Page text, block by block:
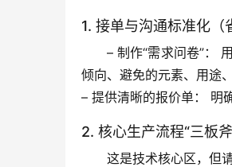
1. 接单与沟通标准化（
– 制作“需求问卷”：
倾向、避免的元素、用途
– 提供清晰的报价单： 明
2. 核心生产流程“三板
这是技术核心区，但